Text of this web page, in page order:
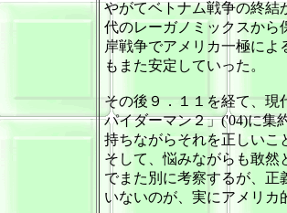
やがてベトナム戦争の終結
代のレーガノミックスから
岸戦争でアメリカ一極に
もまた安定していった。
その後９．１１を経て、現
パイダーマン２」('04)に集
持ちながらそれを正しいこ
そして、悩みながらも敢然
でまた別に考察するが、正
いないのが、実にアメリカ